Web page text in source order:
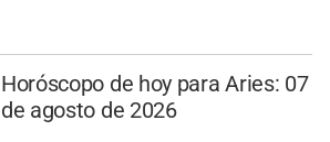
Horóscopo de hoy para Aries: 07
de agosto de 2026